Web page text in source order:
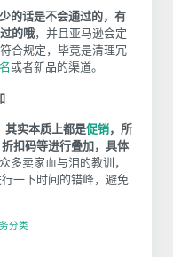
的话是不会通过的，有
的哦，并且亚马逊会定
合规定，毕竟是清理冗
或者新品的渠道。
其实本质上都是促销，所
扣码等进行叠加，具体
多卖家血与泪的教训，
一下时间的错峰，避免
分类